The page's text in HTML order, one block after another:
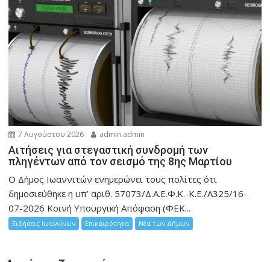
7 Αυγούστου 2026 admin admin
Αιτήσεις για στεγαστική συνδρομή των
πληγέντων από τον σεισμό της 8ης Μαρτίου
Ο Δήμος Ιωαννιτών ενημερώνει τους πολίτες ότι
δημοσιεύθηκε η υπ’ αριθ. 57073/Δ.Α.Ε.Φ.Κ.-Κ.Ε./Α325/16-
07-2026 Κοινή Υπουργική Απόφαση (ΦΕΚ...
Ειδήσεις Ιωαννίνων Επικαιρότητα Νέα των Δήμων